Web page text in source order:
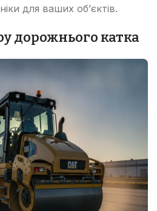
для ваших об’єктів.
дорожнього катка